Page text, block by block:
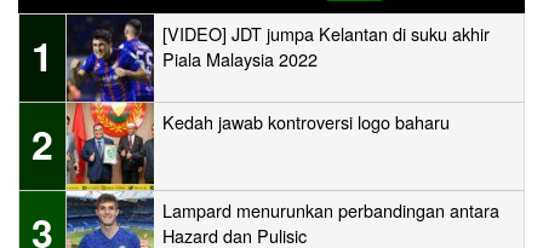
1
[VIDEO] JDT jumpa Kelantan di suku akhir
Piala Malaysia 2022
2 Kedah jawab kontroversi logo baharu
3
Lampard menurunkan perbandingan antara
Hazard dan Pulisic